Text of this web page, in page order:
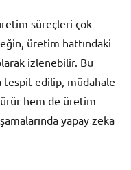
süreçleri çok
üretim hattındaki
izlenebilir. Bu
tespit edilip, müdahale
hem de üretim
yapay zeka